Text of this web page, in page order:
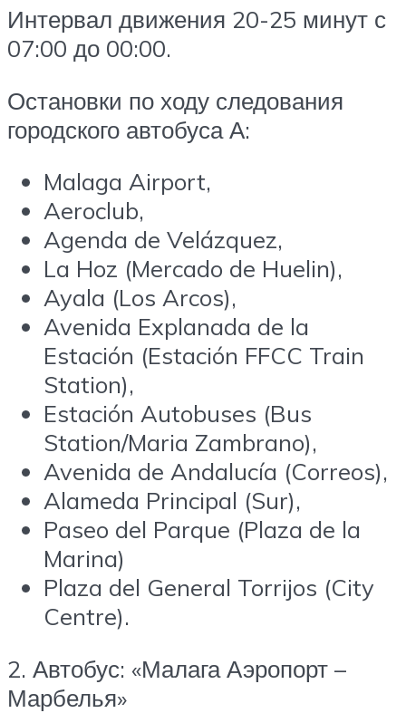
Интервал движения 20-25 минут с
07:00 до 00:00.
Остановки по ходу следования
городского автобуса А:
Malaga Airport,
Aeroclub,
Agenda de Velázquez,
La Hoz (Mercado de Huelin),
Ayala (Los Arcos),
Avenida Explanada de la
Estación (Estación FFCC Train
Station),
Estación Autobuses (Bus
Station/Maria Zambrano),
Avenida de Andalucía (Correos),
Alameda Principal (Sur),
Paseo del Parque (Plaza de la
Marina)
Plaza del General Torrijos (City
Centre).
2. Автобус: «Малага Аэропорт –
Марбелья»